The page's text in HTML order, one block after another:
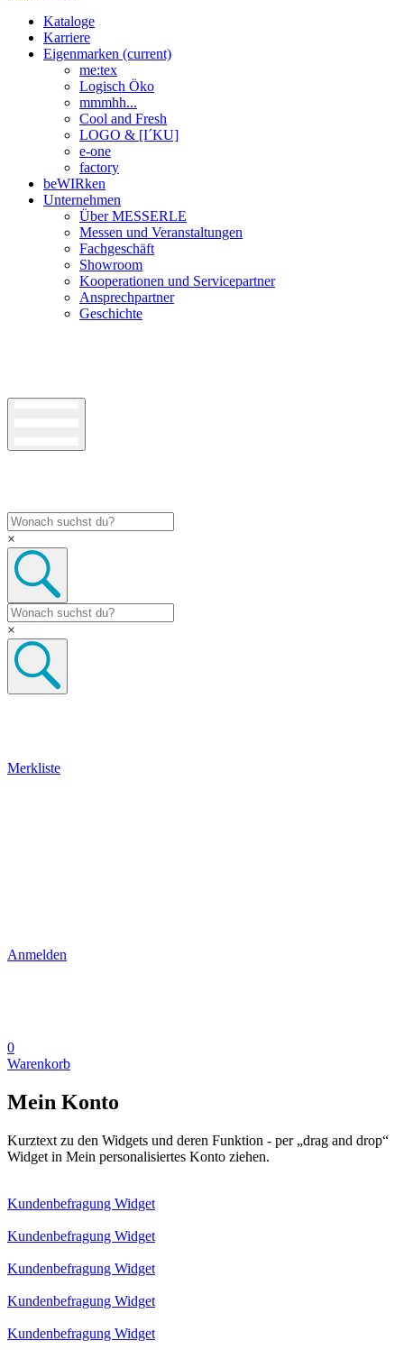
Kataloge
Karriere
Eigenmarken (current)
me:tex
Logisch Öko
mmmhh...
Cool and Fresh
LOGO & [I´KU]
e-one
factory
beWIRken
Unternehmen
Über MESSERLE
Messen und Veranstaltungen
Fachgeschäft
Showroom
Kooperationen und Servicepartner
Ansprechpartner
Geschichte
×
×
Merkliste
Anmelden
0
Warenkorb
Mein Konto
Kurztext zu den Widgets und deren Funktion - per „drag and drop“
Widget in Mein personalisiertes Konto ziehen.
Kundenbefragung Widget
Kundenbefragung Widget
Kundenbefragung Widget
Kundenbefragung Widget
Kundenbefragung Widget